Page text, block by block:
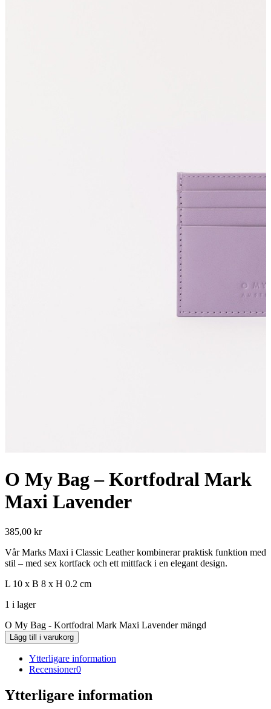
O My Bag – Kortfodral Mark
Maxi Lavender
385,00 kr
Vår Marks Maxi i Classic Leather kombinerar praktisk funktion med
stil – med sex kortfack och ett mittfack i en elegant design.
L 10 x B 8 x H 0.2 cm
1 i lager
O My Bag - Kortfodral Mark Maxi Lavender mängd
Lägg till i varukorg
Ytterligare information
Recensioner0
Ytterligare information